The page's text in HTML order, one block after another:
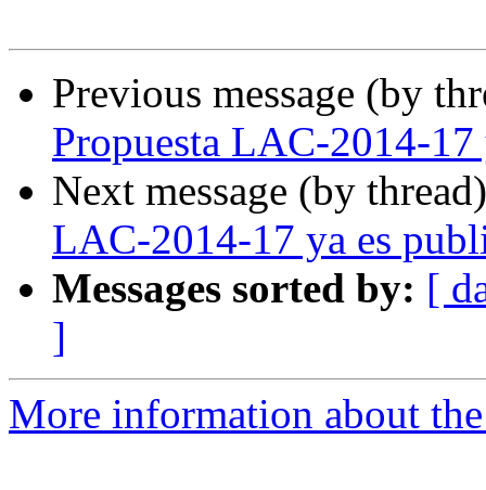
Previous message (by
Propuesta LAC-2014-17
Next message (by
LAC-2014-17 ya es
Messages sorted by: [
]
More information about